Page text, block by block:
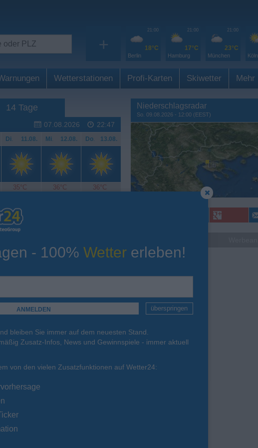
+
21:00
18°C
Berlin
21:00
17°C
Hamburg
21:00
23°C
München Köln
Wetterstationen Profi-Karten Skiwetter Mehr
14 Tage
07.08.2026 22:47
Di. 11.08. Mi. 12.08. Do. 13.08.
35°C 36°C 36°C
Aktuelle Temperatur
Di. 18.08. Mi. 19.08. Do. 20.08.
34°C
Niederschlagsradar
So. 09.08.2026 - 12:00 (EEST)
Liti
- 100% Wetter erleben!
überspringen
bleiben Sie immer auf dem neuesten Stand.
Zusatz-Infos, News und Gewinnspiele - immer aktuell
von den vielen Zusatzfunktionen auf Wetter24: